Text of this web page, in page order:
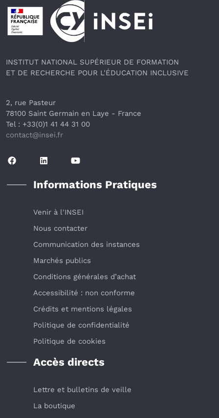
Pied de page
INSTITUT NATIONAL SUPÉRIEUR DE FORMATION
ET DE RECHERCHE POUR L'ÉDUCATION INCLUSIVE
2, rue Pasteur
78100 Saint Germain en Laye - France
Tel : +33(0)1 41 44 31 00
contact@insei.fr
Informations Pratiques
Venir à l'INSEI
Nous contacter
Communication des instances
Marchés publics
Conditions générales d’achat
Accessibilité : non conforme
Crédits et mentions légales
Politique de confidentialité
Politique de cookies
Accès directs
Lettre et bulletins de veille
La boutique